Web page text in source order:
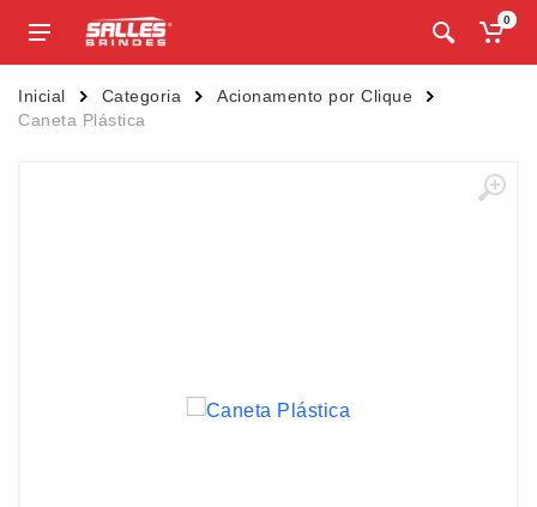
0
Inicial Categoria
Acionamento por Clique
Caneta Plástica